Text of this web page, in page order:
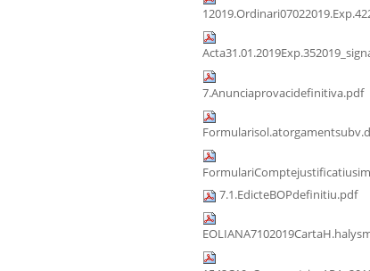
7.Anunciaprovacidefinitiva.pdf
7.1.EdicteBOPdefinitiu.pdf